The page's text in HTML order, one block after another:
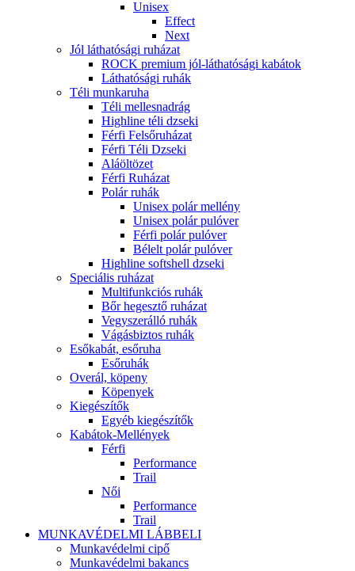
Unisex
Effect
Next
Jól láthatósági ruházat
ROCK premium jól-láthatósági kabátok
Láthatósági ruhák
Téli munkaruha
Téli mellesnadrág
Highline téli dzseki
Férfi Felsőruházat
Férfi Téli Dzseki
Aláöltözet
Férfi Ruházat
Polár ruhák
Unisex polár mellény
Unisex polár pulóver
Férfi polár pulóver
Bélelt polár pulóver
Highline softshell dzseki
Speciális ruházat
Multifunkciós ruhák
Bőr hegesztő ruházat
Vegyszerálló ruhák
Vágásbiztos ruhák
Esőkabát, esőruha
Esőruhák
Overál, köpeny
Köpenyek
Kiegészítők
Egyéb kiegészítők
Kabátok-Mellények
Férfi
Performance
Trail
Női
Performance
Trail
MUNKAVÉDELMI LÁBBELI
Munkavédelmi cipő
Munkavédelmi bakancs